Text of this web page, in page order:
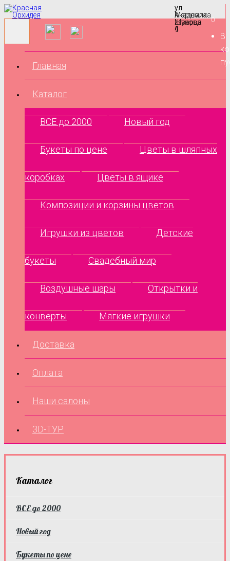
ул.
Маршала
Жукова
9
ул.
Академика
Шварца
4
0
В
Главная
Каталог
ВСЕ до 2000 Новый год
Букеты по цене Цветы в шляпных
коробках Цветы в ящике
Композиции и корзины цветов
Игрушки из цветов Детские
букеты Свадебный мир
Воздушные шары Открытки и
конверты Мягкие игрушки
Доставка
Оплата
Наши салоны
3D-ТУР
Каталог
ВСЕ до 2000
Новый год
Букеты по цене